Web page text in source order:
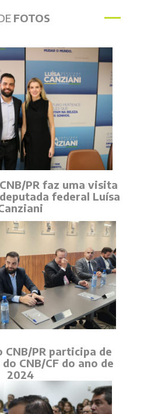
FOTOS
PR faz uma visita
federal Luísa
CNB/PR participa de
CNB/CF do ano de
2024